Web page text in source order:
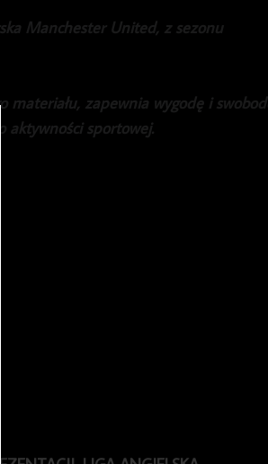
Manchester United, z sezonu
materiału, zapewnia wygodę i
sportowej.